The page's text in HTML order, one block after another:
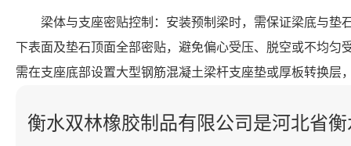
梁体与支座密贴控制：安装预制梁时，需保证梁底与垫
下表面及垫石顶面全部密贴，避免偏心受压、脱空或不均匀
需在支座底部设置大型钢筋混凝土梁杆支座垫或厚板转换层
衡水双林橡胶制品有限公司是河北省